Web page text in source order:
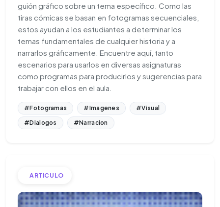
guión gráfico sobre un tema específico. Como las
tiras cómicas se basan en fotogramas secuenciales,
estos ayudan a los estudiantes a determinar los
temas fundamentales de cualquier historia y a
narrarlos gráficamente. Encuentre aquí, tanto
escenarios para usarlos en diversas asignaturas
como programas para producirlos y sugerencias para
trabajar con ellos en el aula.
#Fotogramas #Imagenes
#Visual
#Dialogos
#Narracion
ARTICULO